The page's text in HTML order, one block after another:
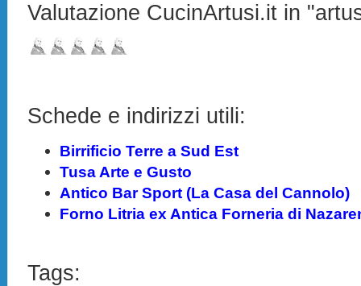
Valutazione CucinArtusi.it in
Schede e indirizzi utili:
Birrificio Terre a Sud Est
Tusa Arte e Gusto
Antico Bar Sport (La Casa del Cannolo)
Forno Litria ex Antica Forneria di
Tags: